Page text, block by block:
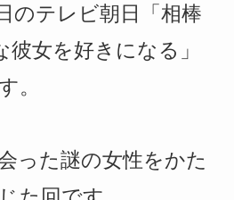
のテレビ朝日「相棒
女を好きになる」
。
った謎の女性をかた